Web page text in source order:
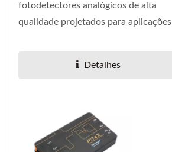
fotodetectores analógicos de alta
qualidade projetados para aplicações
Detalhes